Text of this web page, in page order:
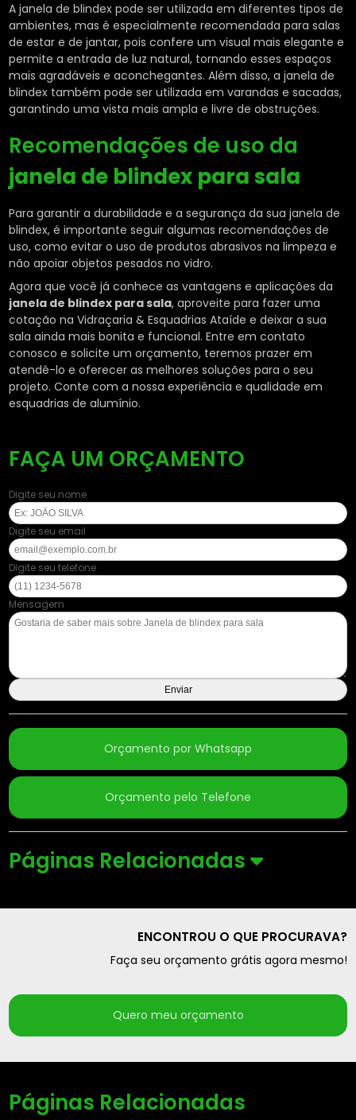
A janela de blindex pode ser utilizada em diferentes tipos de
ambientes, mas é especialmente recomendada para salas
de estar e de jantar, pois confere um visual mais elegante e
permite a entrada de luz natural, tornando esses espaços
mais agradáveis e aconchegantes. Além disso, a janela de
blindex também pode ser utilizada em varandas e sacadas,
garantindo uma vista mais ampla e livre de obstruções.
Recomendações de uso da
janela de blindex para sala
Para garantir a durabilidade e a segurança da sua janela de
blindex, é importante seguir algumas recomendações de
uso, como evitar o uso de produtos abrasivos na limpeza e
não apoiar objetos pesados no vidro.
Agora que você já conhece as vantagens e aplicações da
janela de blindex para sala, aproveite para fazer uma
cotação na Vidraçaria & Esquadrias Ataíde e deixar a sua
sala ainda mais bonita e funcional. Entre em contato
conosco e solicite um orçamento, teremos prazer em
atendê-lo e oferecer as melhores soluções para o seu
projeto. Conte com a nossa experiência e qualidade em
esquadrias de alumínio.
FAÇA UM ORÇAMENTO
Digite seu nome
Digite seu email
Digite seu telefone
Mensagem
Orçamento por Whatsapp
Orçamento pelo Telefone
Páginas Relacionadas
ENCONTROU O QUE PROCURAVA?
Faça seu orçamento grátis agora mesmo!
Quero meu orçamento
Páginas Relacionadas